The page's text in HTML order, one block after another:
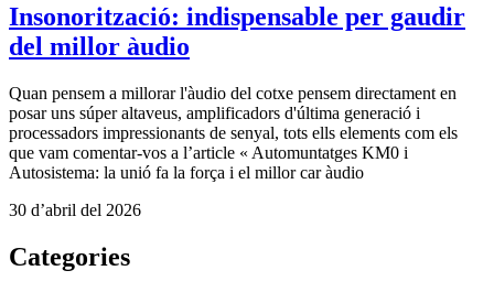
Insonorització: indispensable per gaudir
del millor àudio
Quan pensem a millorar l'àudio del cotxe pensem directament en
posar uns súper altaveus, amplificadors d'última generació i
processadors impressionants de senyal, tots ells elements com els
que vam comentar-vos a l’article « Automuntatges KM0 i
Autosistema: la unió fa la força i el millor car àudio
30 d’abril del 2026
Categories